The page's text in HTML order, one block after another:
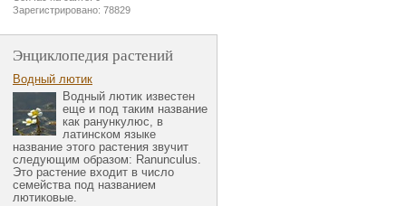
Зарегистрировано: 78829
Энциклопедия растений
Водный лютик
Водный лютик известен
еще и под таким название
как ранункулюс, в
латинском языке
название этого растения звучит
следующим образом: Ranunculus.
Это растение входит в число
семейства под названием
лютиковые.